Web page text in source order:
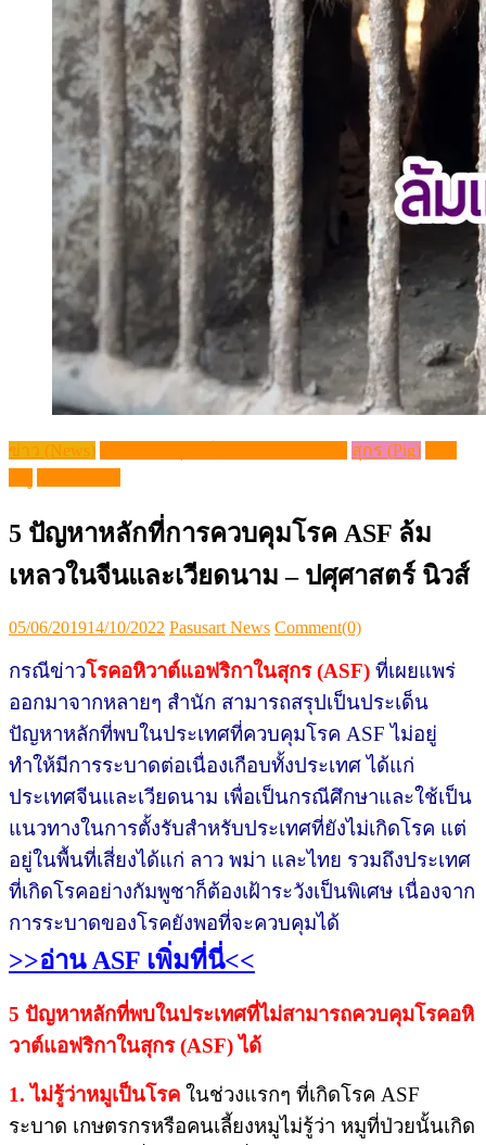
ข่าว (News) สุกร (Pig)
5 ปัญหาหลัก​ที่การควบคุมโรค ASF ล้ม
เหลวในจีนและเวียดนาม – ปศุศาสตร์ นิวส์
Posted
05/06/201914/10/2022 Author
Pasusart News Comment(0)
กรณีข่าวโรคอหิวาต์แอฟริกาในสุกร (ASF) ที่เผยแพร่
ออกมาจากหลายๆ สำนัก​ สามารถสรุปเป็นประเด็น
ปัญหาหลักที่พบในประเทศที่ควบคุมโรค ASF ไม่อยู่​
ทำให้มีการระบาดต่อเนื่องเกือบทั้งประเทศ​ ได้แก่
ประเทศจีนและเวียดนาม​ เพื่อเป็นกรณีศึกษาและใช้เป็น
แนวทางในการตั้งรับสำหรับประเทศที่ยังไม่เกิดโรค แต่
อยู่ในพื้นที่เสี่ยง​ได้แก่​ ลาว​ พม่า​ และไทย​ รวมถึงประเทศ
ที่เกิดโรคอย่างกัมพูชาก็ต้องเฝ้าระวังเป็นพิเศษ เนื่องจาก
การระบาดของโรคยังพอที่จะควบคุมได้
>>อ่าน ASF เพิ่มที่นี่<<
5 ปัญหาหลักที่พบในประเทศที่ไม่สามารถควบคุมโรคอหิ
วาต์แอฟริกาในสุกร (ASF) ได้
1. ไม่รู้ว่าหมูเป็น​โรค ในช่วงแรกๆ​ ที่เกิดโรค ASF
ระบาด เกษตรกรหรือคนเลี้ยงหมูไม่รู้ว่า​ หมูที่ป่วยนั้นเกิด